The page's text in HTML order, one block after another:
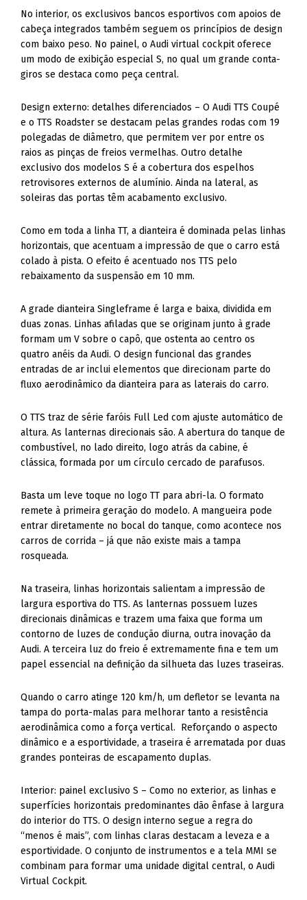
No interior, os exclusivos bancos esportivos com apoios de
cabeça integrados também seguem os princípios de design
com baixo peso. No painel, o Audi virtual cockpit oferece
um modo de exibição especial S, no qual um grande conta-
giros se destaca como peça central.
Design externo: detalhes diferenciados – O Audi TTS Coupé
e o TTS Roadster se destacam pelas grandes rodas com 19
polegadas de diâmetro, que permitem ver por entre os
raios as pinças de freios vermelhas. Outro detalhe
exclusivo dos modelos S é a cobertura dos espelhos
retrovisores externos de alumínio. Ainda na lateral, as
soleiras das portas têm acabamento exclusivo.
Como em toda a linha TT, a dianteira é dominada pelas linhas
horizontais, que acentuam a impressão de que o carro está
colado à pista. O efeito é acentuado nos TTS pelo
rebaixamento da suspensão em 10 mm.
A grade dianteira Singleframe é larga e baixa, dividida em
duas zonas. Linhas afiladas que se originam junto à grade
formam um V sobre o capô, que ostenta ao centro os
quatro anéis da Audi. O design funcional das grandes
entradas de ar inclui elementos que direcionam parte do
fluxo aerodinâmico da dianteira para as laterais do carro.
O TTS traz de série faróis Full Led com ajuste automático de
altura. As lanternas direcionais são. A abertura do tanque de
combustível, no lado direito, logo atrás da cabine, é
clássica, formada por um círculo cercado de parafusos.
Basta um leve toque no logo TT para abri-la. O formato
remete à primeira geração do modelo. A mangueira pode
entrar diretamente no bocal do tanque, como acontece nos
carros de corrida – já que não existe mais a tampa
rosqueada.
Na traseira, linhas horizontais salientam a impressão de
largura esportiva do TTS. As lanternas possuem luzes
direcionais dinâmicas e trazem uma faixa que forma um
contorno de luzes de condução diurna, outra inovação da
Audi. A terceira luz do freio é extremamente fina e tem um
papel essencial na definição da silhueta das luzes traseiras.
Quando o carro atinge 120 km/h, um defletor se levanta na
tampa do porta-malas para melhorar tanto a resistência
aerodinâmica como a força vertical. Reforçando o aspecto
dinâmico e a esportividade, a traseira é arrematada por duas
grandes ponteiras de escapamento duplas.
Interior: painel exclusivo S – Como no exterior, as linhas e
superfícies horizontais predominantes dão ênfase à largura
do interior do TTS. O design interno segue a regra do
“menos é mais”, com linhas claras destacam a leveza e a
esportividade. O conjunto de instrumentos e a tela MMI se
combinam para formar uma unidade digital central, o Audi
Virtual Cockpit.